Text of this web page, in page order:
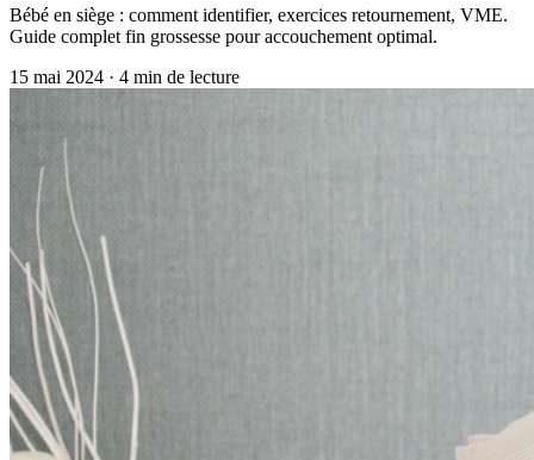
Bébé en siège : comment identifier, exercices retournement, VME.
Guide complet fin grossesse pour accouchement optimal.
15 mai 2024 · 4 min de lecture